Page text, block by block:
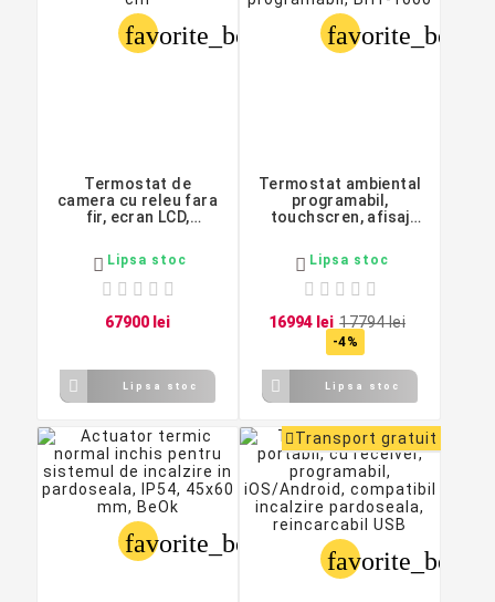
favorite_border
Termostat de
camera cu releu fara
fir, ecran LCD,
reglabila, 9.5 x 11.8 x
2.6 cm
 Lipsa stoc
67900 lei
 Lipsa stoc
favorite_border
Termostat ambiental
programabil,
touchscren, afisaj
 Lipsa stoc
16994 lei 17794lei
-4%
 Lipsa stoc
favorite_border
Transport gratuit
favorite_border